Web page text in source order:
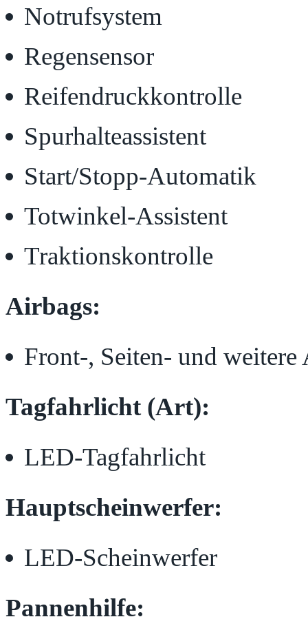
Notrufsystem
Regensensor
Reifendruckkontrolle
Spurhalteassistent
Start/Stopp-Automatik
Totwinkel-Assistent
Traktionskontrolle
Airbags:
Front-, Seiten- und weitere
Tagfahrlicht (Art):
LED-Tagfahrlicht
Hauptscheinwerfer:
LED-Scheinwerfer
Pannenhilfe: